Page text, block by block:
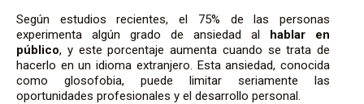
Según estudios recientes, el 75% de las personas
experimenta algún grado de ansiedad al hablar en
público, y este porcentaje aumenta cuando se trata de
hacerlo en un idioma extranjero. Esta ansiedad, conocida
como glosofobia, puede limitar seriamente las
oportunidades profesionales y el desarrollo personal.